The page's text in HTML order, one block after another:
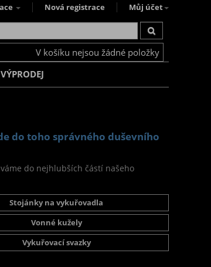
Nová registrace Můj účet
V košíku nejsou žádné položky
VÝPRODEJ
do toho správného duševního
do nejhlubších částí našeho
Stojánky na vykuřovadla
Vonné kužely
Vykuřovací svazky